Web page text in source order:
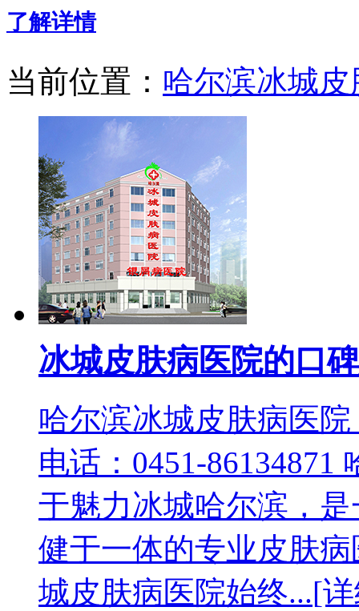
了解详情
当前位置： 哈尔滨冰城
冰城皮肤病医院的口
哈尔滨冰城皮肤病医
电话：0451-86134871
于魅力冰城哈尔滨，
健于一体的专业皮肤
城皮肤病医院始终...[